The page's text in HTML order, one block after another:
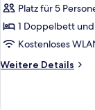
Platz für 5
1 Doppelbett und
Kostenloses
Weitere Details
Weitere